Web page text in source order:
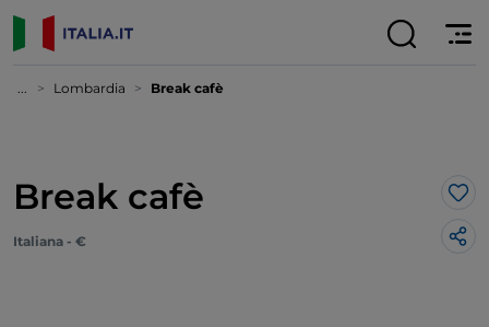
... Lombardia Break cafè
Break cafè
Italiana - €